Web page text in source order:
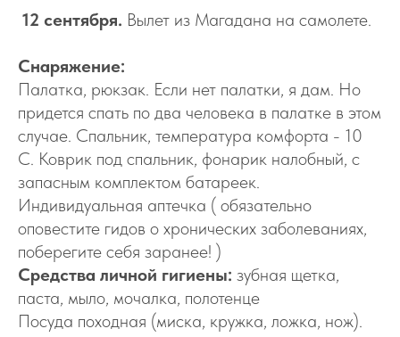
12 сентября. Вылет из Магадана на самолете.
Снаряжение:
Палатка, рюкзак. Если нет палатки, я дам. Но
придется спать по два человека в палатке в этом
случае. Спальник, температура комфорта - 10
С. Коврик под спальник, фонарик налобный, с
запасным комплектом батареек.
Индивидуальная аптечка ( обязательно
оповестите гидов о хронических заболеваниях,
поберегите себя заранее! )
Средства личной гигиены: зубная щетка,
паста, мыло, мочалка, полотенце
Посуда походная (миска, кружка, ложка, нож).